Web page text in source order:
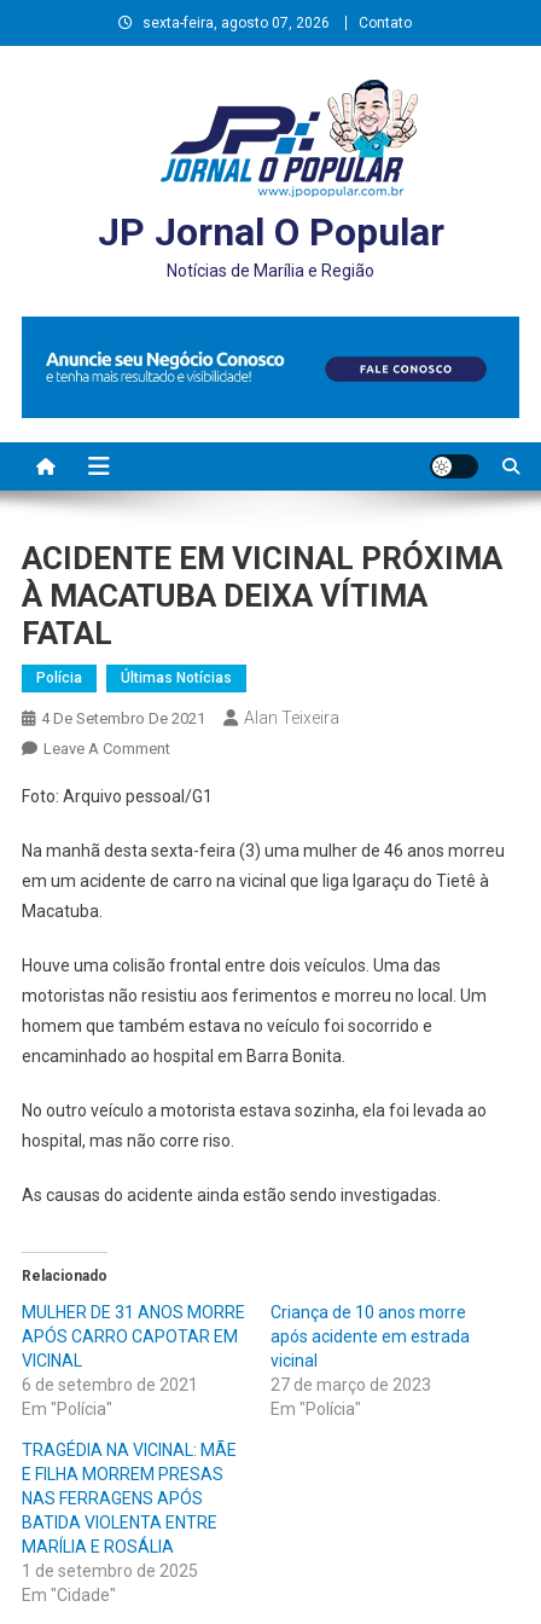
to
sexta-feira, agosto 07, 2026 Contato
JP Jornal O Popular
Notícias de Marília e Região
ACIDENTE EM VICINAL PRÓXIMA
À MACATUBA DEIXA VÍTIMA
FATAL
Polícia Últimas Notícias
4 De Setembro De 2021 Alan Teixeira
Leave A CommentOn
EM
PRÓXIMA
À
VÍTIMA
FATAL
Foto: Arquivo pessoal/G1
Na manhã desta sexta-feira (3) uma mulher de 46 anos morreu
em um acidente de carro na vicinal que liga Igaraçu do Tietê à
Macatuba.
Houve uma colisão frontal entre dois veículos. Uma das
motoristas não resistiu aos ferimentos e morreu no local. Um
homem que também estava no veículo foi socorrido e
encaminhado ao hospital em Barra Bonita.
No outro veículo a motorista estava sozinha, ela foi levada ao
hospital, mas não corre riso.
As causas do acidente ainda estão sendo investigadas.
Relacionado
MULHER DE 31 ANOS MORRE
APÓS CARRO CAPOTAR EM
VICINAL
6 de setembro de 2021
Em "Polícia"
Criança de 10 anos morre
após acidente em estrada
vicinal
27 de março de 2023
Em "Polícia"
TRAGÉDIA NA VICINAL: MÃE
E FILHA MORREM PRESAS
NAS FERRAGENS APÓS
BATIDA VIOLENTA ENTRE
MARÍLIA E ROSÁLIA
1 de setembro de 2025
Em "Cidade"